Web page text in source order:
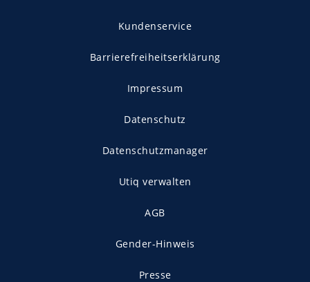
Kundenservice
Barrierefreiheitserklärung
Impressum
Datenschutz
Datenschutzmanager
Utiq verwalten
AGB
Gender-Hinweis
Presse